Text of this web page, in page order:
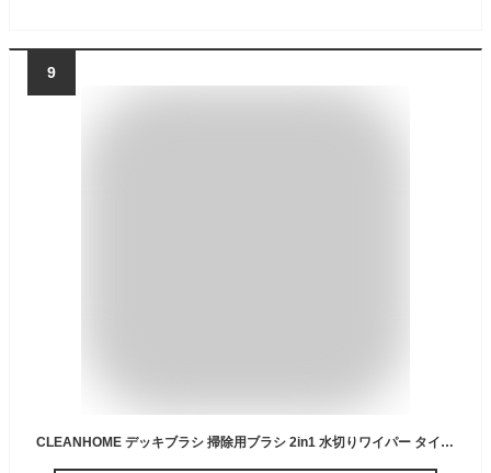
9
CLEANHOME デッキブラシ 掃除用ブラシ 2in1 水切りワイパー タイルブラシ 3段ポール 長さ調節可能 47cm-127cm ベランダ/玄関/床/庭園にも適用 掃除用品 風呂掃除 【耐久性MAX】 (ホワイト)